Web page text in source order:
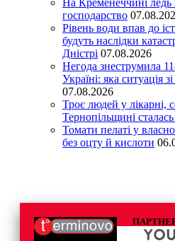
На Кременеччині ледь
господарство
Рівень води впав до
будуть наслідки
Дністрі 07.08.2026
Негода знеструмила
Україні: яка ситуація
07.08.2026
Троє людей у лікарні,
Тернопільщині
Томати пелаті у
без оцту й кислоти